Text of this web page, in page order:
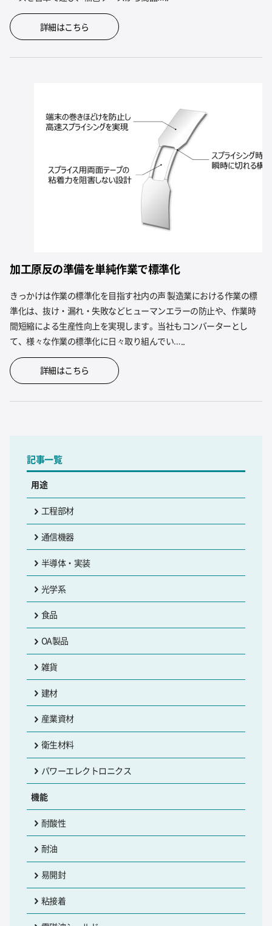
詳細はこちら
加工原反の準備を単純作業で標準化
きっかけは作業の標準化を目指す社内の声 製造業における作業の標
準化は、抜け・漏れ・失敗などヒューマンエラーの防止や、作業時
間短縮による生産性向上を実現します。当社もコンバーターとし
て、様々な作業の標準化に日々取り組んでい…..
詳細はこちら
記事一覧
用途
工程部材
通信機器
半導体・実装
光学系
食品
OA製品
雑貨
建材
産業資材
衛生材料
パワーエレクトロニクス
機能
耐酸性
耐油
易開封
粘接着